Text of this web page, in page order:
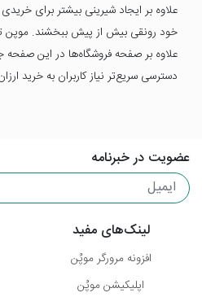
علاوه بر ایجاد شیرینی بیشتر برای
خود رونقی بیش از پیش ببخشند. موپن
علاوه بر صفحه فروشگاه‌ها در این صفحه
دسترسی سریع‌تر نیاز کاربران به خرید
عضویت در خبرنامه
لینک‌های مفید
افزونه مرورگر موپُن
اپلیکیشن موپُن